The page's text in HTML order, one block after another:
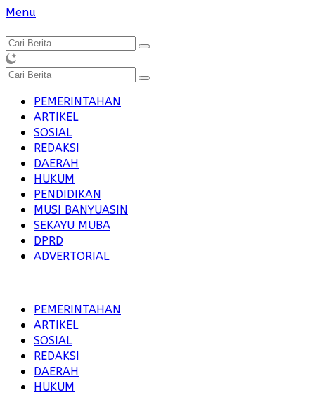
Langsung
konten
Menu
PEMERINTAHAN
ARTIKEL
SOSIAL
REDAKSI
DAERAH
HUKUM
PENDIDIKAN
MUSI BANYUASIN
SEKAYU MUBA
DPRD
ADVERTORIAL
PEMERINTAHAN
ARTIKEL
SOSIAL
REDAKSI
DAERAH
HUKUM